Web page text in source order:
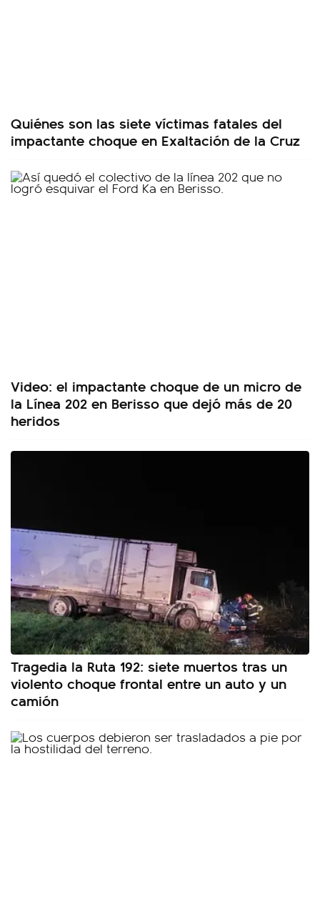
Quiénes son las siete víctimas fatales del
impactante choque en Exaltación de la Cruz
Video: el impactante choque de un micro de
la Línea 202 en Berisso que dejó más de 20
heridos
Tragedia la Ruta 192: siete muertos tras un
violento choque frontal entre un auto y un
camión